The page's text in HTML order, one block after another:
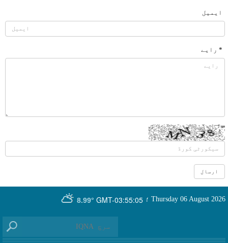
ایمیل
* رایے
GMT-03:55:05
8.99° Thursday 06 August 2026 ؛